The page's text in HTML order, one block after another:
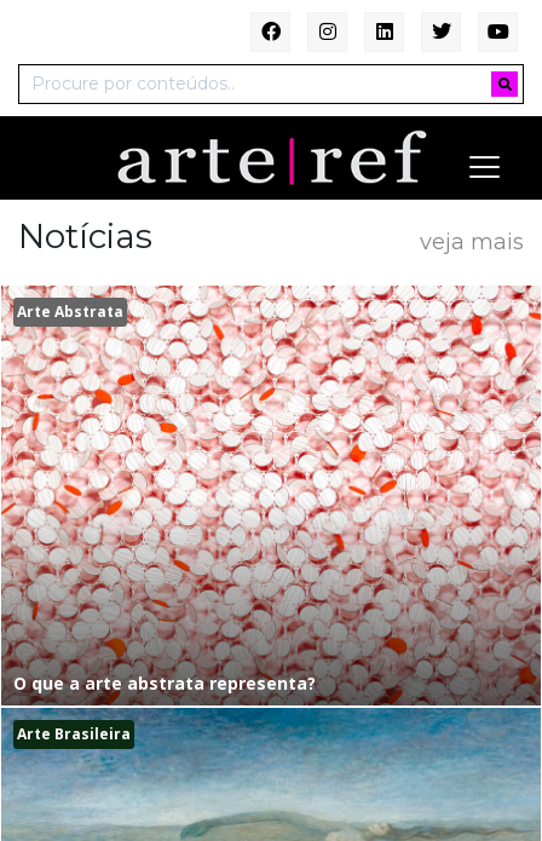
Notícias veja mais
Arte Abstrata
O que a arte abstrata representa?
Arte Brasileira